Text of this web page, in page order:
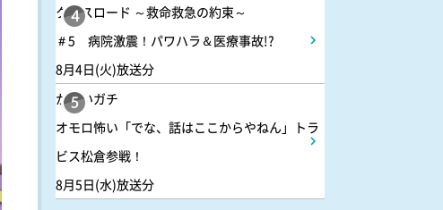
4
クロスロード ～救命救急の約束～
＃5 病院激震！パワハラ＆医療事故!?
8月4日(火)放送分
5
かまいガチ
オモロ怖い「でな、話はここからやねん」トラ
ビス松倉参戦！
8月5日(水)放送分